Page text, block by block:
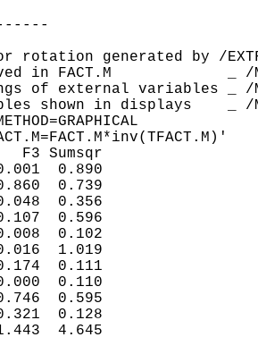
generated by /
in FACT.M             _ /
of external variables _ /
shown in displays    _ /
F3 Sumsqr
0.890
0.739
0.356
0.596
0.102
1.019
0.111
0.110
0.595
0.128
4.645